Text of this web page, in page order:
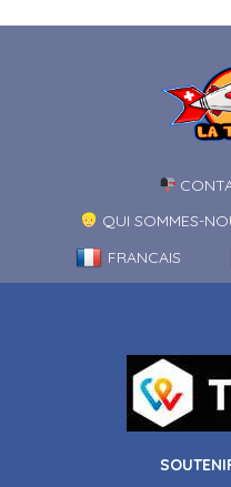
QUI SOMMES-
FRANCAIS